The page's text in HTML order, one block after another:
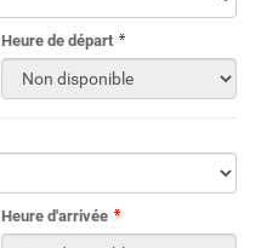
Heure de départ
Heure d'arrivée